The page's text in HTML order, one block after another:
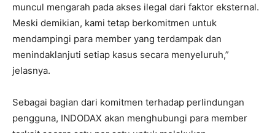
muncul mengarah pada akses ilegal dari faktor eksternal.
Meski demikian, kami tetap berkomitmen untuk
mendampingi para member yang terdampak dan
menindaklanjuti setiap kasus secara menyeluruh,”
jelasnya.
Sebagai bagian dari komitmen terhadap perlindungan
pengguna, INDODAX akan menghubungi para member